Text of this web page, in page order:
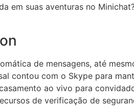
em suas aventuras no
de mensagens, até
contou com o Skype para
ao vivo para
de verificação de